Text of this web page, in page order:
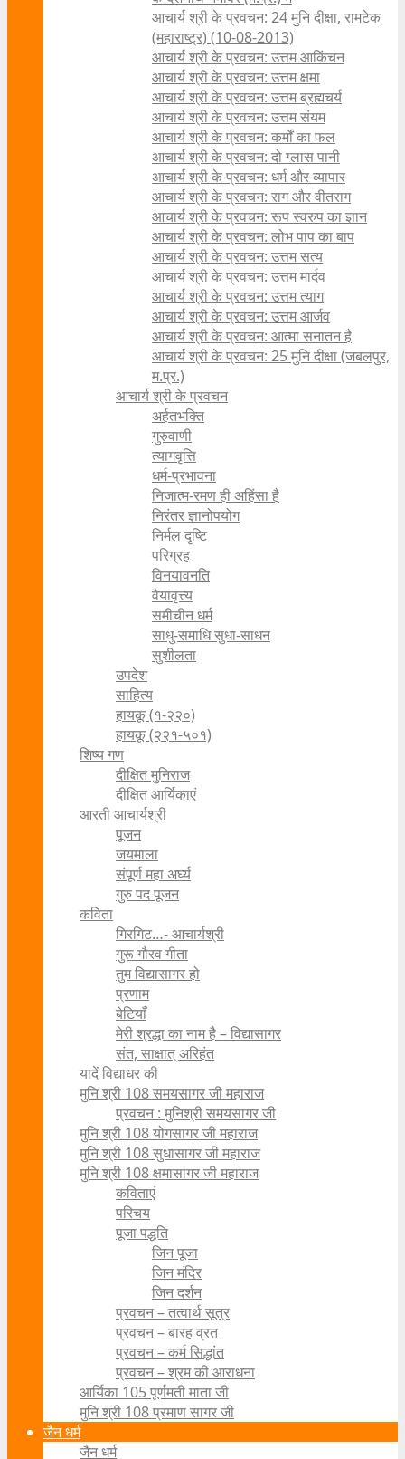
आचार्य श्री के प्रवचन: 24 मुनि दीक्षा, रामटेक
(महाराष्ट्र) (10-08-2013)
आचार्य श्री के प्रवचन: उत्तम आकिंचन
आचार्य श्री के प्रवचन: उत्तम क्षमा
आचार्य श्री के प्रवचन: उत्तम ब्रह्मचर्य
आचार्य श्री के प्रवचन: उत्तम संयम
आचार्य श्री के प्रवचन: कर्मों का फल
आचार्य श्री के प्रवचन: दो ग्लास पानी
आचार्य श्री के प्रवचन: धर्म और व्यापार
आचार्य श्री के प्रवचन: राग और वीतराग
आचार्य श्री के प्रवचन: रूप स्वरुप का ज्ञान
आचार्य श्री के प्रवचन: लोभ पाप का बाप
आचार्य श्री के प्रवचन: उत्तम सत्य
आचार्य श्री के प्रवचन: उत्तम मार्दव
आचार्य श्री के प्रवचन: उत्तम त्याग
आचार्य श्री के प्रवचन: उत्तम आर्जव
आचार्य श्री के प्रवचन: आत्मा सनातन है
आचार्य श्री के प्रवचन: 25 मुनि दीक्षा (जबलपुर,
म.प्र.)
आचार्य श्री के प्रवचन
अर्हतभक्ति
गुरुवाणी
त्यागवृत्ति
धर्म-प्रभावना
निजात्म-रमण ही अहिंसा है
निरंतर ज्ञानोपयोग
निर्मल दृष्टि
परिग्रह
विनयावनति
वैयावृत्त्य
समीचीन धर्म
साधु-समाधि सुधा-साधन
सुशीलता
उपदेश
साहित्य
हायकू (१‍-२२०)
हायकू (२२१-५०१)
शिष्य गण
दीक्षित मुनिराज
दीक्षित आर्यिकाएं
आरती आचार्यश्री
पूजन
जयमाला
संपूर्ण महा अर्घ्य
गुरु पद पूजन
कविता
गिरगिट…- आचार्यश्री
गुरू गौरव गीता
तुम विद्यासागर हो
प्रणाम
बेटियाँ
मेरी श्रद्धा का नाम है – विद्यासागर
संत, साक्षात् अरिहंत
यादें विद्याधर की
मुनि श्री 108 समयसागर जी महाराज
प्रवचन : मुनिश्री समयसागर जी
मुनि श्री 108 योगसागर जी महाराज
मुनि श्री 108 सुधासागर जी महाराज
मुनि श्री 108 क्षमासागर जी महाराज
कविताएं
परिचय
पूजा पद्धति
जिन पूजा
जिन मंदिर
जिन दर्शन
प्रवचन – तत्वार्थ सूत्र
प्रवचन – बारह व्रत
प्रवचन – कर्म सिद्धांत
प्रवचन – श्रम की आराधना
आर्यिका 105 पूर्णमती माता जी
मुनि श्री 108 प्रमाण सागर जी
जैन धर्म
जैन धर्म